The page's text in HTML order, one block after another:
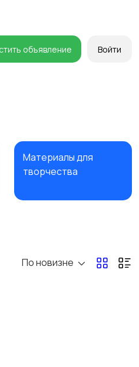
объявление Войти
Материалы для
творчества
По новизне